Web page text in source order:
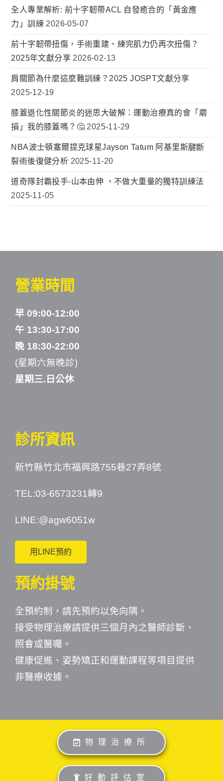
全人專業解析: 前十字韌帶ACL 自發癒合的「黃金應
力」訓練 2026-05-07
前十字韌帶扭傷，手術重建、練完肌力仍再次扭傷？
2025年文獻分享 2026-02-13
肩關節為什麼這麼難訓練？2025 JOSPT文獻分享
2025-12-19
膝蓋退化性關節炎的迷思大破解：運動治療真的會「磨
損」我的膝蓋嗎？🤔 2025-11-29
NBA波士頓塞爾提克球星Jayson Tatum 阿基里斯腱斷
裂術後復健分析 2025-11-20
道奇隊封霸投手-山本由伸 ，不做大重量的獨特訓練法
2025-11-05
營業時間
早 09:00-12:00
午 13:30-17:00
晚 18:30-22:00
(星期六無晚診)
星期三.日公休
診所資訊
新竹縣竹北市福興路755巷27弄8號
TEL:03-6573231轉9
LINE:@agw6051w
用LINE預約
預約掛號
全預約制，請先預約以免向隅。
接受物理治療請提供三個月內之醫師診斷、
照會或醫囑。
健康促進、姿勢矯正和運動課程等項目提供
非醫療收據。
物理治療所
好動評估室